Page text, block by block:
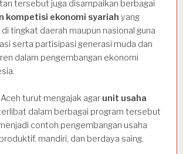
tersebut juga disampaikan berbagai
kompetisi ekonomi syariah yang
tingkat daerah maupun nasional guna
serta partisipasi generasi muda dan
dalam pengembangan ekonomi
turut mengajak agar unit usaha
dalam berbagai program tersebut
contoh pengembangan usaha
mandiri, dan berdaya saing.